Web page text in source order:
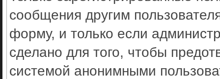
сообщения другим
форму, и только если
сделано для того, чтобы
системой анонимными